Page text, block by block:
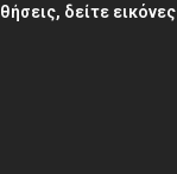
δείτε εικόνες